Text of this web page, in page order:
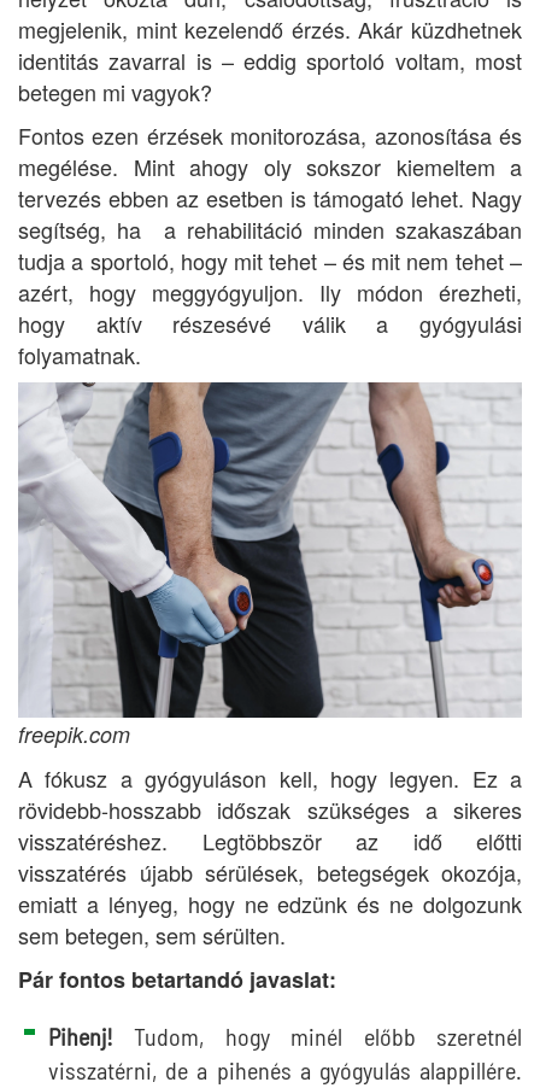
megjelenik, mint kezelendő érzés. Akár küzdhetnek
identitás zavarral is – eddig sportoló voltam, most
betegen mi vagyok?
Fontos ezen érzések monitorozása, azonosítása és
megélése. Mint ahogy oly sokszor kiemeltem a
tervezés ebben az esetben is támogató lehet. Nagy
segítség, ha a rehabilitáció minden szakaszában
tudja a sportoló, hogy mit tehet – és mit nem tehet –
azért, hogy meggyógyuljon. Ily módon érezheti,
hogy aktív részesévé válik a gyógyulási
folyamatnak.
freepik.com
A fókusz a gyógyuláson kell, hogy legyen. Ez a
rövidebb-hosszabb időszak szükséges a sikeres
visszatéréshez. Legtöbbször az idő előtti
visszatérés újabb sérülések, betegségek okozója,
emiatt a lényeg, hogy ne edzünk és ne dolgozunk
sem betegen, sem sérülten.
Pár fontos betartandó javaslat:
Pihenj! Tudom, hogy minél előbb szeretnél
visszatérni, de a pihenés a gyógyulás alappillére.